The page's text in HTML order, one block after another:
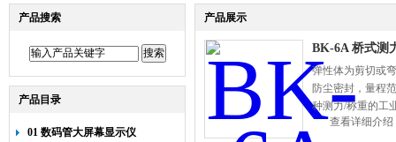
产品搜索
产品目录
01 数码管大屏幕显示仪
产品展示
BK-6A 桥式测
弹性体为剪切或
防尘密封，量程
种测力/称重的工
查看详细介绍